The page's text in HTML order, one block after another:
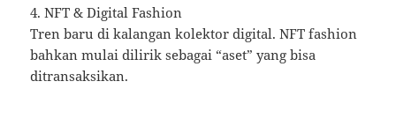
4. NFT & Digital Fashion
Tren baru di kalangan kolektor digital. NFT fashion
bahkan mulai dilirik sebagai “aset” yang bisa
ditransaksikan.